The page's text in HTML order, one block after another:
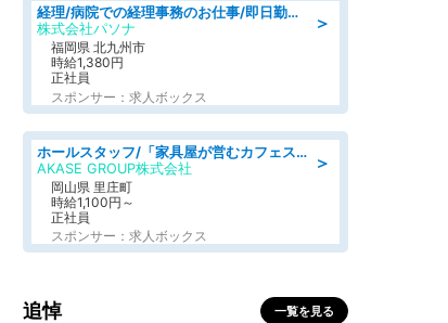
＞
経理/病院での経理事務のお仕事/即日勤務可/車通勤可/経理/一般事務
株式会社パソナ
福岡県 北九州市
時給1,380円
正社員
スポンサー：求人ボックス
＞
ホールスタッフ/「家具屋が営むカフェスタッフ!」週2日～OK!嬉しいまかない付き/岡山県/浅口郡里庄町
AKASE GROUP株式会社
岡山県 里庄町
時給1,100円～
正社員
スポンサー：求人ボックス
追悼 一覧を見る